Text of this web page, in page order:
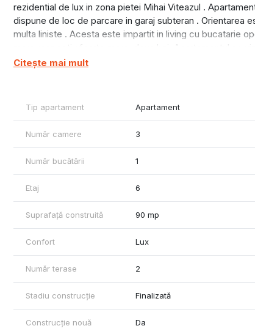
rezidential de lux in zona pietei Mihai Viteazul .
dispune de loc de parcare in garaj subteran .
multa liniste . Acesta este impartit in living cu bucatarie
inductie, espressor, frigider, TV 4k diagonala 150 cm,
Citește mai mult
Tip apartament Apartament
Număr camere 3
Număr bucătării 1
Etaj 6
Suprafață construită 90 mp
Confort Lux
Număr terase 2
Stadiu construcție Finalizată
Construcție nouă Da